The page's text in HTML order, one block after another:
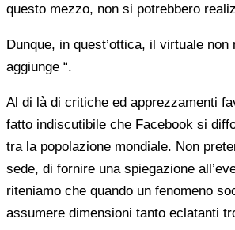
questo mezzo, non si potrebbero
Dunque, in quest’ottica, il virtuale non
aggiunge “.
Al di là di critiche ed apprezzamenti
fatto indiscutibile che Facebook si
tra la popolazione mondiale. Non
sede, di fornire una spiegazione
riteniamo che quando un fenomeno
assumere dimensioni tanto eclatanti